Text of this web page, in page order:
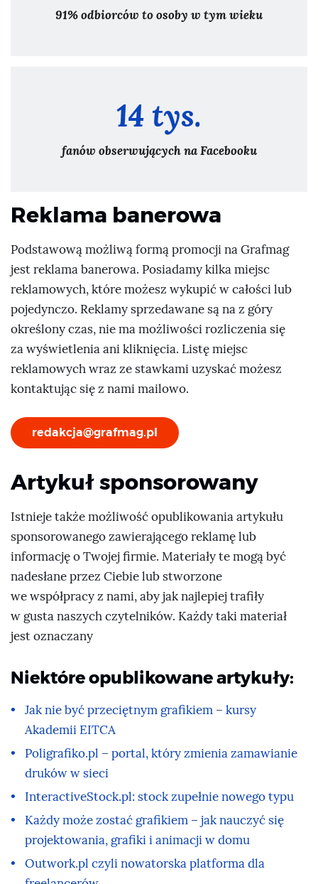
91% odbiorców to osoby w tym wieku
14 tys.
fanów obserwujących na Facebooku
Reklama banerowa
Podstawową możliwą formą promocji na Grafmag
jest reklama banerowa. Posiadamy kilka miejsc
reklamowych, które możesz wykupić w całości lub
pojedynczo. Reklamy sprzedawane są na z góry
określony czas, nie ma możliwości rozliczenia się
za wyświetlenia ani kliknięcia. Listę miejsc
reklamowych wraz ze stawkami uzyskać możesz
kontaktując się z nami mailowo.
redakcja@grafmag.pl
Artykuł sponsorowany
Istnieje także możliwość opublikowania artykułu
sponsorowanego zawierającego reklamę lub
informację o Twojej firmie. Materiały te mogą być
nadesłane przez Ciebie lub stworzone
we współpracy z nami, aby jak najlepiej trafiły
w gusta naszych czytelników. Każdy taki materiał
jest oznaczany
Niektóre opublikowane artykuły:
Jak nie być przeciętnym grafikiem – kursy
Akademii EITCA
Poligrafiko.pl – portal, który zmienia zamawianie
druków w sieci
InteractiveStock.pl: stock zupełnie nowego typu
Każdy może zostać grafikiem – jak nauczyć się
projektowania, grafiki i animacji w domu
Outwork.pl czyli nowatorska platforma dla